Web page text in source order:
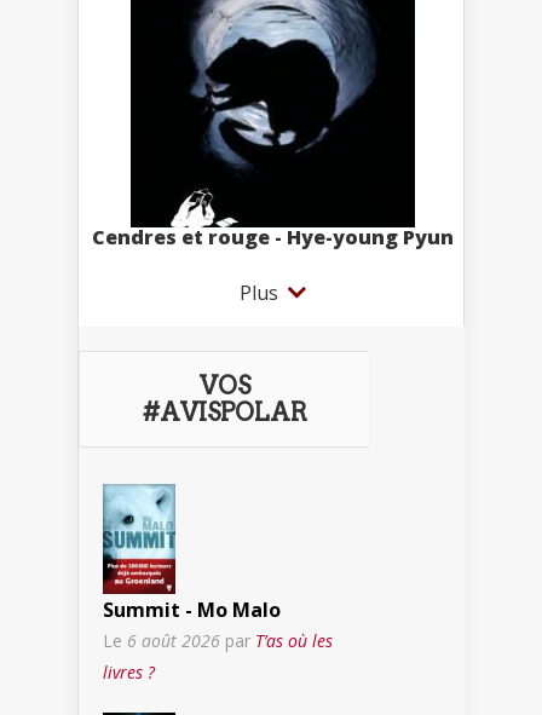
Cendres et rouge - Hye-young Pyun
Plus
VOS
#AVISPOLAR
Summit - Mo Malo
Le 6 août 2026 par T’as où les
livres ?